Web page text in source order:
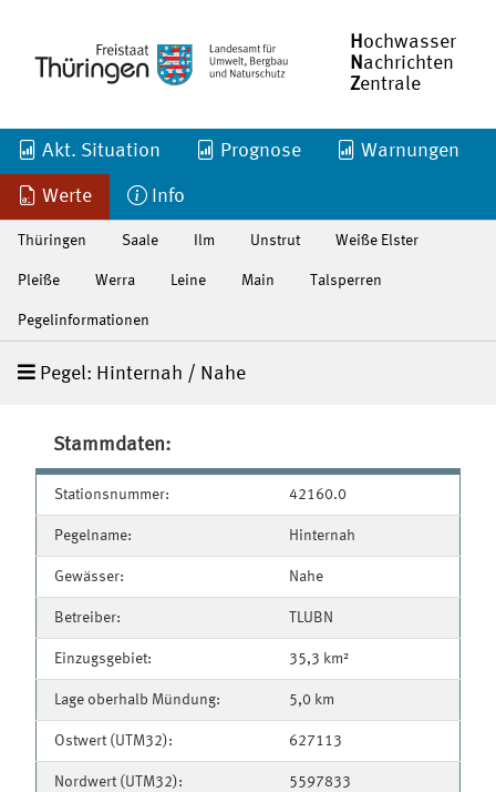
H ochwasser
N achrichten
Zentrale
Akt. Situation Prognose Warnungen
Werte Info
Thüringen Saale Ilm Unstrut Weiße Elster
Pleiße Werra Leine Main Talsperren
Pegelinformationen
Pegel: Hinternah / Nahe
Stammdaten:
Stationsnummer: 42160.0
Pegelname: Hinternah
Gewässer: Nahe
Betreiber: TLUBN
Einzugsgebiet: 35,3 km²
Lage oberhalb Mündung: 5,0 km
Ostwert (UTM32): 627113
Nordwert (UTM32): 5597833